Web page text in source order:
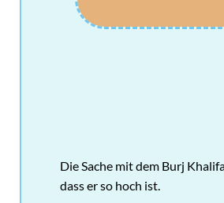
Die Sache mit dem Burj
dass er so hoch ist.